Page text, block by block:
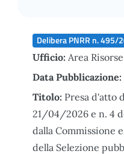
Delibera PNRR n. 495/
Ufficio: Area
Data Pubblicazione:
Titolo: Presa d'atto
21/04/2026 e n. 4
dalla Commissione
della Selezione